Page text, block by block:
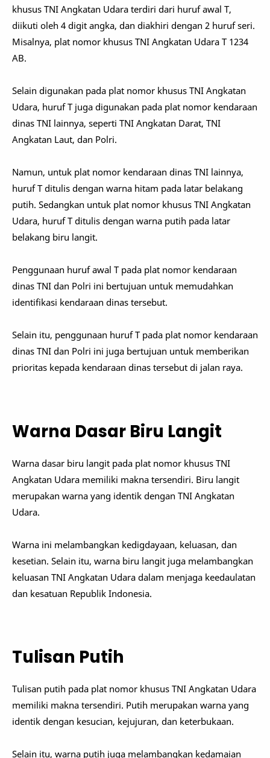
khusus TNI Angkatan Udara terdiri dari huruf awal T,
diikuti oleh 4 digit angka, dan diakhiri dengan 2 huruf seri.
Misalnya, plat nomor khusus TNI Angkatan Udara T 1234
AB.
Selain digunakan pada plat nomor khusus TNI Angkatan
Udara, huruf T juga digunakan pada plat nomor kendaraan
dinas TNI lainnya, seperti TNI Angkatan Darat, TNI
Angkatan Laut, dan Polri.
Namun, untuk plat nomor kendaraan dinas TNI lainnya,
huruf T ditulis dengan warna hitam pada latar belakang
putih. Sedangkan untuk plat nomor khusus TNI Angkatan
Udara, huruf T ditulis dengan warna putih pada latar
belakang biru langit.
Penggunaan huruf awal T pada plat nomor kendaraan
dinas TNI dan Polri ini bertujuan untuk memudahkan
identifikasi kendaraan dinas tersebut.
Selain itu, penggunaan huruf T pada plat nomor kendaraan
dinas TNI dan Polri ini juga bertujuan untuk memberikan
prioritas kepada kendaraan dinas tersebut di jalan raya.
Warna Dasar Biru Langit
Warna dasar biru langit pada plat nomor khusus TNI
Angkatan Udara memiliki makna tersendiri. Biru langit
merupakan warna yang identik dengan TNI Angkatan
Udara.
Warna ini melambangkan kedigdayaan, keluasan, dan
kesetian. Selain itu, warna biru langit juga melambangkan
keluasan TNI Angkatan Udara dalam menjaga keedaulatan
dan kesatuan Republik Indonesia.
Tulisan Putih
Tulisan putih pada plat nomor khusus TNI Angkatan Udara
memiliki makna tersendiri. Putih merupakan warna yang
identik dengan kesucian, kejujuran, dan keterbukaan.
Selain itu, warna putih juga melambangkan kedamaian